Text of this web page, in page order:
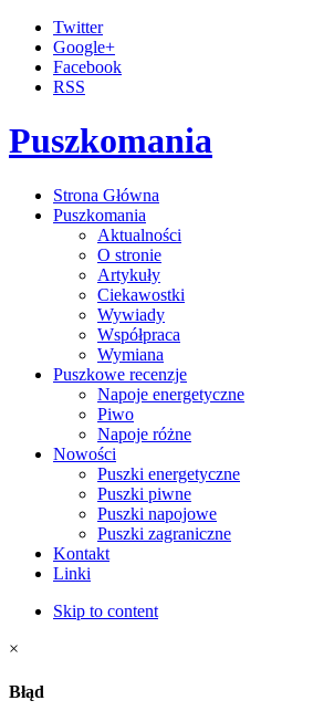
Twitter
Google+
Facebook
RSS
Puszkomania
Strona Główna
Puszkomania
Aktualności
O stronie
Artykuły
Ciekawostki
Wywiady
Współpraca
Wymiana
Puszkowe recenzje
Napoje energetyczne
Piwo
Napoje różne
Nowości
Puszki energetyczne
Puszki piwne
Puszki napojowe
Puszki zagraniczne
Kontakt
Linki
Skip to content
×
Błąd